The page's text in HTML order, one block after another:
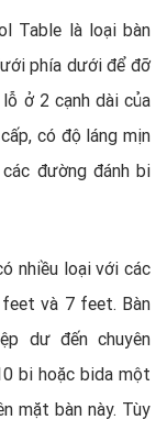
Table là loại bàn
phía dưới để đỡ
ở 2 cạnh dài của
có độ láng mịn
đường đánh bi
nhiều loại với các
và 7 feet. Bàn
dư đến chuyên
bi hoặc bida một
mặt bàn này. Tùy